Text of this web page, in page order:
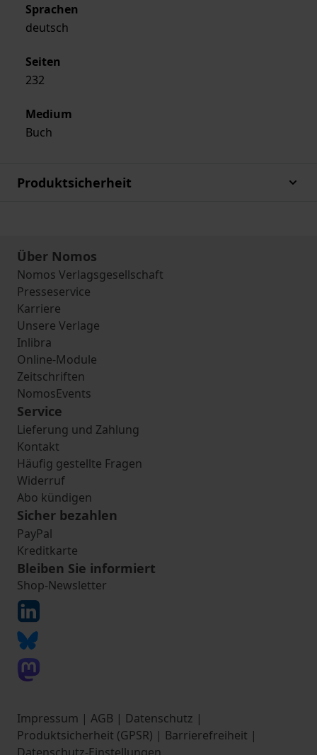
Sprachen
deutsch
Seiten
232
Medium
Buch
Produktsicherheit
Über Nomos
Nomos Verlagsgesellschaft
Presseservice
Karriere
Unsere Verlage
Inlibra
Online-Module
Zeitschriften
NomosEvents
Service
Lieferung und Zahlung
Kontakt
Häufig gestellte Fragen
Widerruf
Abo kündigen
Sicher bezahlen
PayPal
Kreditkarte
Bleiben Sie informiert
Shop-Newsletter
Impressum | AGB | Datenschutz |
Produktsicherheit (GPSR) | Barrierefreiheit |